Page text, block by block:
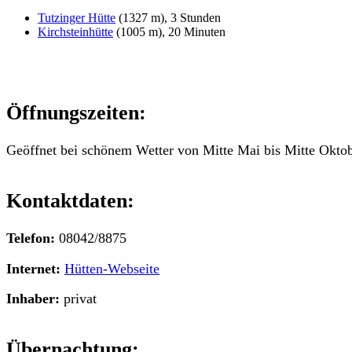
Tutzinger Hütte (1327 m), 3 Stunden
Kirchsteinhütte (1005 m), 20 Minuten
Öffnungszeiten:
Geöffnet bei schönem Wetter von Mitte Mai bis Mitte
Kontaktdaten:
Telefon: 08042/8875
Internet: Hütten-Webseite
Inhaber: privat